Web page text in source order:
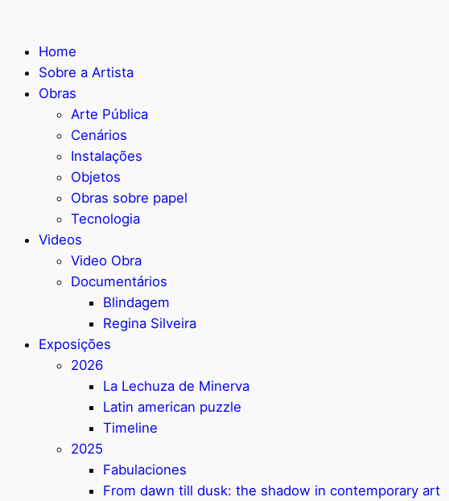
Home
Sobre a Artista
Obras
Arte Pública
Cenários
Instalações
Objetos
Obras sobre papel
Tecnologia
Videos
Video Obra
Documentários
Blindagem
Regina Silveira
Exposições
2026
La Lechuza de Minerva
Latin american puzzle
Timeline
2025
Fabulaciones
From dawn till dusk: the shadow in contemporary art